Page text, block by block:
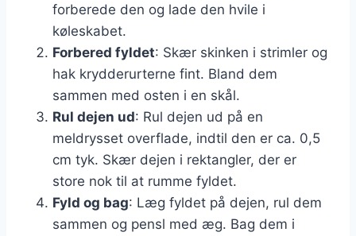
forberede den og lade den hvile i
køleskabet.
Forbered fyldet: Skær skinken i strimler og
hak krydderurterne fint. Bland dem
sammen med osten i en skål.
Rul dejen ud: Rul dejen ud på en
meldrysset overflade, indtil den er ca. 0,5
cm tyk. Skær dejen i rektangler, der er
store nok til at rumme fyldet.
Fyld og bag: Læg fyldet på dejen, rul dem
sammen og pensl med æg. Bag dem i